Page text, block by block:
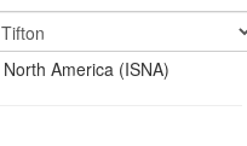
America (ISNA)